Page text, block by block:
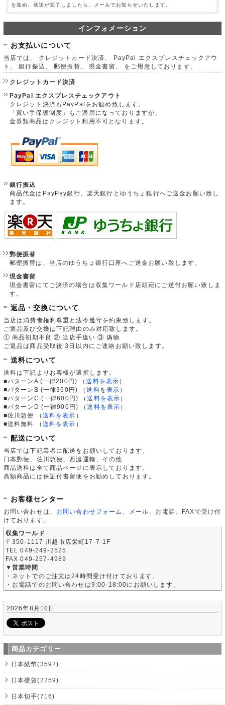
を進め、発送が完了しましたら、メールでお知らせいたします。
インフォメーション
お支払いについて
当店では、 クレジットカード決済、 PayPal エクスプレスチェックアウ
ト、 銀行振込、 郵便振替、 現金書留、 をご用意しております。
クレジットカード決済
PayPal エクスプレスチェックアウト
クレジット決済もPayPalをお勧め致します。
「買い手保護制度」もご適用になっておりますが、
金券類商品はクレジット利用不可となります。
銀行振込
商品代金はPayPay銀行、楽天銀行とゆうちょ銀行へご送金お願い致し
ます。
郵便振替
郵便振替は、当店のゆうちょ銀行口座へご送金お願い致します。
現金書留
現金書留にてご決済の場合は収集ワールド店頭宛にご送付お願い致しま
す。
返品・交換について
当店は消費者権利尊重と法令遵守を約束致します。
ご返品及び交換は下記理由のみ対応致します。
① 商品初期不良 ② 当店手違い ③ 偽物
ご返品は商品受取後 3日以内にご連絡お願い致します。
送料について
送料は下記よりお客様が選択します。
■パターンA (一律200円)
（送料を表示 ）
■パターンB (一律360円)
（送料を表示 ）
■パターンC (一律600円)
（送料を表示 ）
■パターンD (一律900円)
（送料を表示 ）
■佐川急便
（ 送料を表示 ）
■送料無料
（ 送料を表示 ）
配送について
当店では下記業者に配送をお願いしております。
日本郵便、佐川急便、西濃運輸、その他
商品送料は全て商品ページに表示しております。
高額商品には保証付書留便をお勧めしております。
お客様センター
お問い合わせは、 お問い合わせフォーム メール 、お電話、FAXで受け付
けております。
収集ワールド
〒350-1117 川越市広栄町17-7-1F
TEL 049-249-2525
FAX 049-257-4989
▼営業時間
・ネットでのご注文は24時間受け付けております。
・お電話でのお問い合わせは9:00-18:00にお願いします。
2026年8月10日
商品カテゴリー
日本紙幣(3592)
日本硬貨(2259)
日本切手(716)